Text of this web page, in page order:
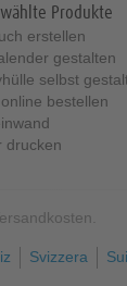
Produkte
erstellen
gestalten
selbst
bestellen
drucken
Svizzera